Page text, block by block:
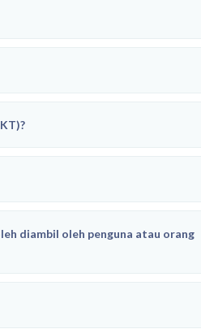
diambil oleh penguna atau orang